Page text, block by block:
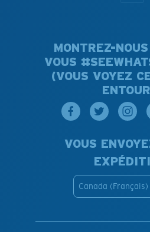
MONTREZ-
VOUS
(VOUS VOYEZ
VOUS
Canada (Français)